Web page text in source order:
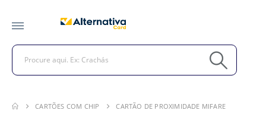
CARTÕES COM CHIP CARTÃO DE PROXIMIDADE MIFARE